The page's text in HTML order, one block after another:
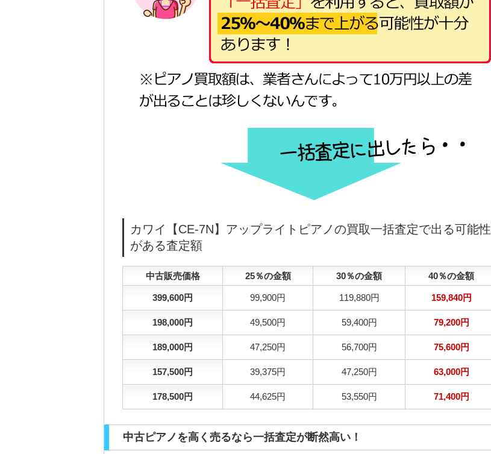
カワイ【CE-7N】アップライトピアノの買取一括査定で出る可能性
がある査定額
中古販売価格 25％の金額 30％の金額 40％の金額
399,600円 99,900円 119,880円 159,840円
198,000円 49,500円 59,400円 79,200円
189,000円 47,250円 56,700円 75,600円
157,500円 39,375円 47,250円 63,000円
178,500円 44,625円 53,550円 71,400円
中古ピアノを高く売るなら一括査定が断然高い！